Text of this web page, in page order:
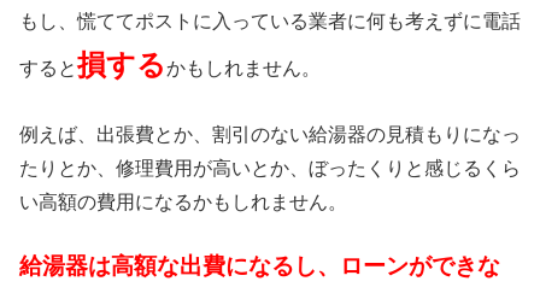
もし、慌ててポストに入っている業者に何も考えずに電話
すると損するかもしれません。
例えば、出張費とか、割引のない給湯器の見積もりになっ
たりとか、修理費用が高いとか、ぼったくりと感じるくら
い高額の費用になるかもしれません。
給湯器は高額な出費になるし、ローンができな